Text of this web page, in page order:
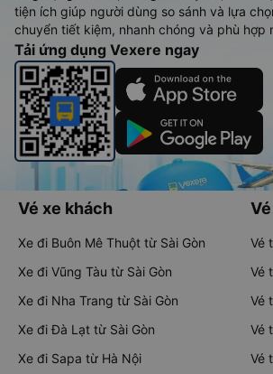
tiện ích giúp người dùng so sánh và lựa
chuyển tiết kiệm, nhanh chóng và phù hợp
Tải ứng dụng Vexere ngay
Vé xe khách
Xe đi Buôn Mê Thuột từ Sài Gòn
Xe đi Vũng Tàu từ Sài Gòn
Xe đi Nha Trang từ Sài Gòn
Xe đi Đà Lạt từ Sài Gòn
Xe đi Sapa từ Hà Nội
Vé
Vé
Vé
Vé
Vé